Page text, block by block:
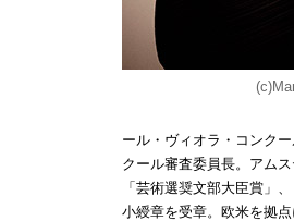
ール・ヴィオラ・コンク
クール審査委員長。アム
「芸術選奨文部大臣賞」
小綬章を受章。欧米を拠